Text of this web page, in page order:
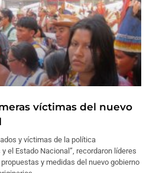
víctimas del nuevo
y víctimas de la política
el Estado Nacional”, recordaron líderes
y medidas del nuevo gobierno